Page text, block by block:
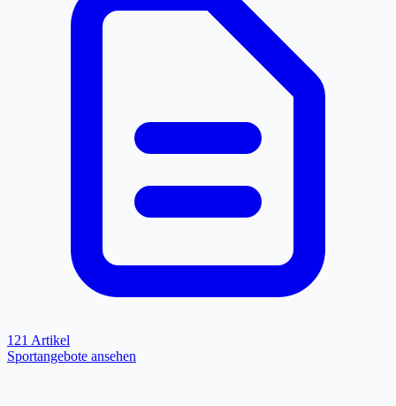
121 Artikel
Sportangebote ansehen